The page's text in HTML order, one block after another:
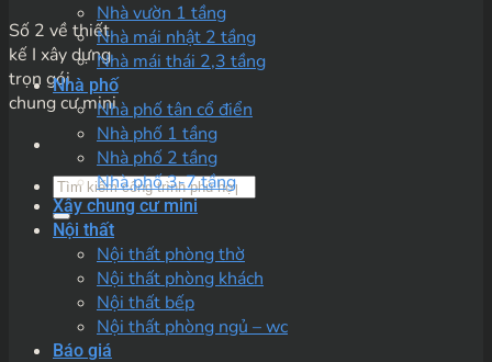
Số 2 về thiết
kế I xây dựng
trọn gói
chung cư mini
Nhà vườn 1 tầng
Nhà mái nhật 2 tầng
Nhà mái thái 2,3 tầng
Nhà phố
Nhà phố tân cổ điển
Nhà phố 1 tầng
Nhà phố 2 tầng
Nhà phố 3-7 tầng
Xây chung cư mini
Nội thất
Nội thất phòng thờ
Nội thất phòng khách
Nội thất bếp
Nội thất phòng ngủ – wc
Báo giá